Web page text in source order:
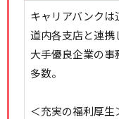
キャリアバンクは
道内各支店と連携
大手優良企業の
多数。
＜充実の福利厚生